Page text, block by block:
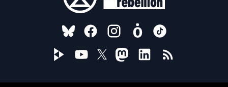
FOLLOW US ON